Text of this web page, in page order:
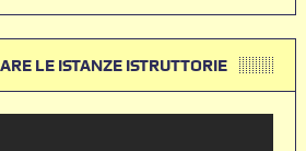
LE ISTANZE ISTRUTTORIE